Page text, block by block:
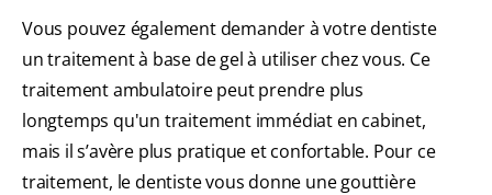
Vous pouvez également demander à votre dentiste
un traitement à base de gel à utiliser chez vous. Ce
traitement ambulatoire peut prendre plus
longtemps qu'un traitement immédiat en cabinet,
mais il s’avère plus pratique et confortable. Pour ce
traitement, le dentiste vous donne une gouttière